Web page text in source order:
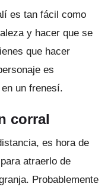
es tan fácil como
y hacer que se
que hacer
es
un frenesí.
corral
es hora de
atraerlo de
Probablemente